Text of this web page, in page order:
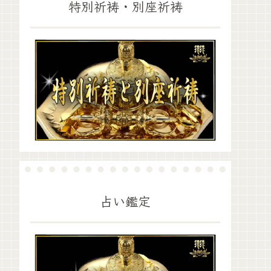
特別祈祷・別座祈祷
占い鑑定